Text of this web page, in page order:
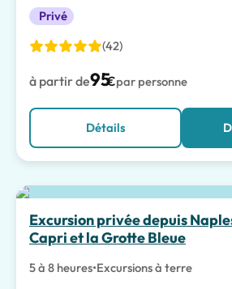
Privé
(42)
à partir de95€par personne
Détails
Excursion privée depuis
Capri et la Grotte Bleue
5 à 8 heures•Excursions à terre